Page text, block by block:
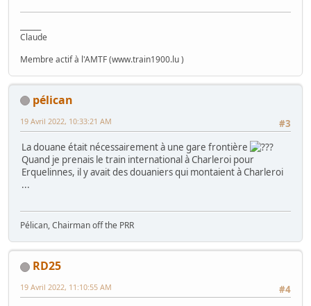
Claude
Membre actif à l'AMTF (www.train1900.lu )
pélican
#3
19 Avril 2022, 10:33:21 AM
La douane était nécessairement à une gare frontière
Quand je prenais le train international à Charleroi pour
Erquelinnes, il y avait des douaniers qui montaient à Charleroi
...
Pélican, Chairman off the PRR
RD25
#4
19 Avril 2022, 11:10:55 AM